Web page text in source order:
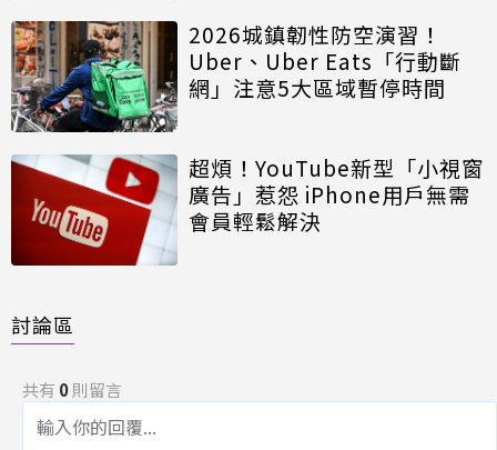
2026城鎮韌性防空演習！
Uber、Uber Eats「行動斷
網」注意5大區域暫停時間
超煩！YouTube新型「小視窗
廣告」惹怨 iPhone用戶無需
會員輕鬆解決
討論區
共有 0則留言